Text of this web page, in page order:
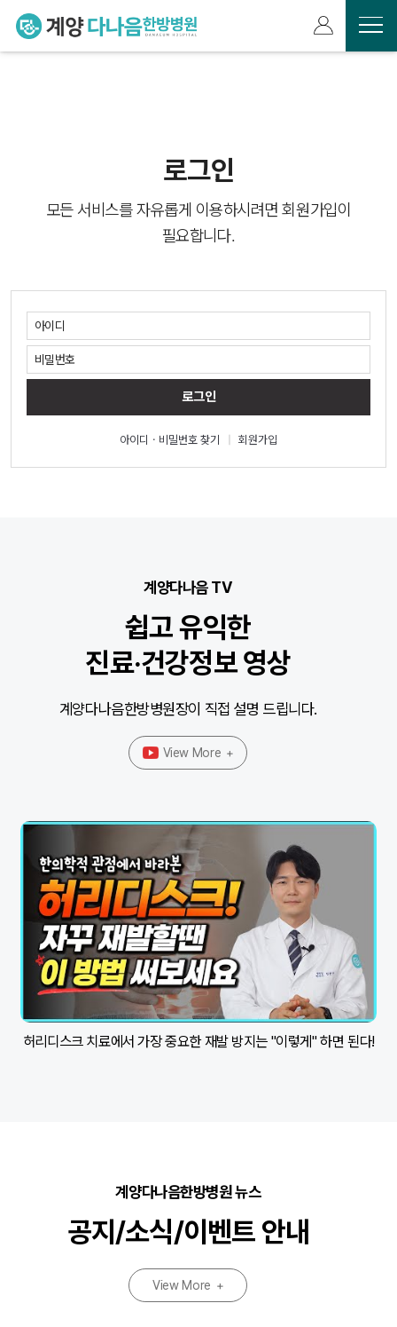
로그인
모든 서비스를 자유롭게 이용하시려면 회원가입이
필요합니다.
로그인
아이디ㆍ비밀번호 찾기 회원가입
계양다나음 TV
쉽고 유익한
진료·건강정보 영상
계양다나음한방병원장이 직접 설명 드립니다.
View More +
허리디스크 치료에서 가장 중요한 재발 방지는 "이렇게" 하면 된다!
계양다나음한방병원 뉴스
공지/소식/이벤트 안내
View More +